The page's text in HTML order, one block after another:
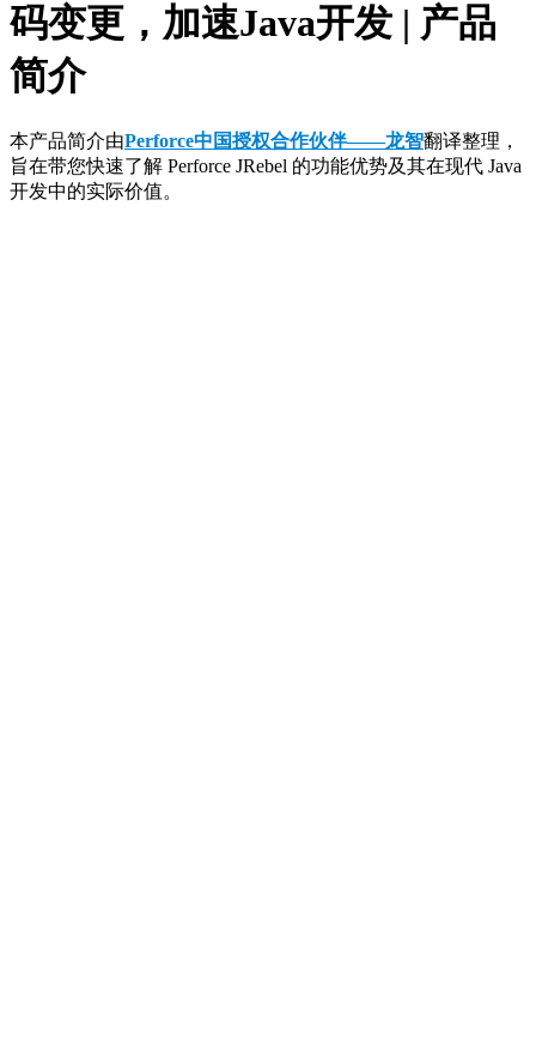
码变更，加速Java开发 | 产品
简介
本产品简介由Perforce中国授权合作伙伴——龙智翻译整理，
旨在带您快速了解 Perforce JRebel 的功能优势及其在现代 Java
开发中的实际价值。